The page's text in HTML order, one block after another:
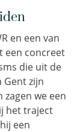
en een van
een concreet
die uit de
Gent zijn
zagen we een
het traject
een